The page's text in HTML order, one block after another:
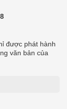
được phát hành
văn bản của